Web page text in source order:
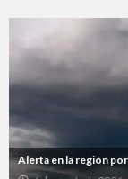
Alerta en la región